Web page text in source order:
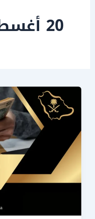
20 أغسطس، 2025